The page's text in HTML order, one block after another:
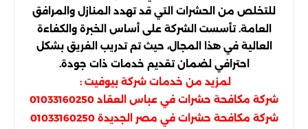
للتخلص من الحشرات التي قد تهدد المنازل والمرافق
العامة. تأسست الشركة على أساس الخبرة والكفاءة
العالية في هذا المجال، حيث تم تدريب الفريق بشكل
احترافي لضمان تقديم خدمات ذات جودة.
لمزيد من خدمات شركة بيوفيت :
شركة مكافحة حشرات في عباس العقاد 01033160250
شركة مكافحة حشرات في مصر الجديدة 01033160250